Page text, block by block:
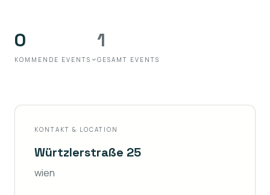
0
KOMMENDE EVENTS
1
GESAMT EVENTS
KONTAKT & LOCATION
Würtzlerstraße 25
wien